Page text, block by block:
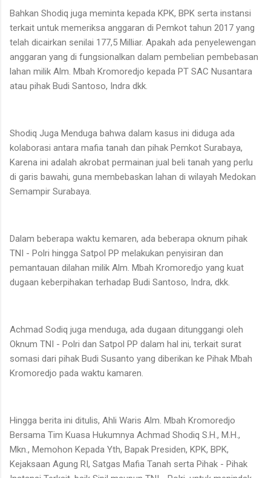
Bahkan Shodiq juga meminta kepada KPK, BPK serta instansi
terkait untuk memeriksa anggaran di Pemkot tahun 2017 yang
telah dicairkan senilai 177,5 Milliar. Apakah ada penyelewengan
anggaran yang di fungsionalkan dalam pembelian pembebasan
lahan milik Alm. Mbah Kromoredjo kepada PT SAC Nusantara
atau pihak Budi Santoso, Indra dkk.
Shodiq Juga Menduga bahwa dalam kasus ini diduga ada
kolaborasi antara mafia tanah dan pihak Pemkot Surabaya,
Karena ini adalah akrobat permainan jual beli tanah yang perlu
di garis bawahi, guna membebaskan lahan di wilayah Medokan
Semampir Surabaya.
Dalam beberapa waktu kemaren, ada beberapa oknum pihak
TNI - Polri hingga Satpol PP melakukan penyisiran dan
pemantauan dilahan milik Alm. Mbah Kromoredjo yang kuat
dugaan keberpihakan terhadap Budi Santoso, Indra, dkk.
Achmad Sodiq juga menduga, ada dugaan ditunggangi oleh
Oknum TNI - Polri dan Satpol PP dalam hal ini, terkait surat
somasi dari pihak Budi Susanto yang diberikan ke Pihak Mbah
Kromoredjo pada waktu kamaren.
Hingga berita ini ditulis, Ahli Waris Alm. Mbah Kromoredjo
Bersama Tim Kuasa Hukumnya Achmad Shodiq S.H., M.H.,
Mkn., Memohon Kepada Yth, Bapak Presiden, KPK, BPK,
Kejaksaan Agung RI, Satgas Mafia Tanah serta Pihak - Pihak